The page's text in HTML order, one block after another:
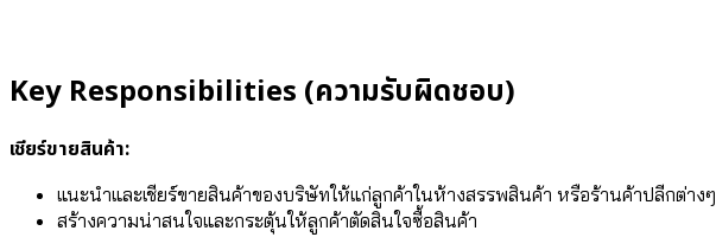
Key Responsibilities (ความรับผิดชอบ)
เชียร์ขายสินค้า:
แนะนำและเชียร์ขายสินค้าของบริษัทให้แก่ลูกค้าในห้างสรรพสินค้า หรือร้านค้าปลีกต่างๆ
สร้างความน่าสนใจและกระตุ้นให้ลูกค้าตัดสินใจซื้อสินค้า